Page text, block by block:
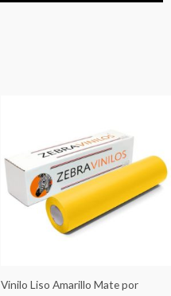
Vinilo Liso Amarillo Mate por